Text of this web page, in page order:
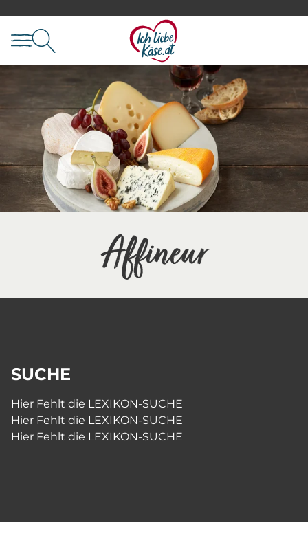
Affineur
SUCHE
Hier Fehlt die LEXIKON-SUCHE
Hier Fehlt die LEXIKON-SUCHE
Hier Fehlt die LEXIKON-SUCHE